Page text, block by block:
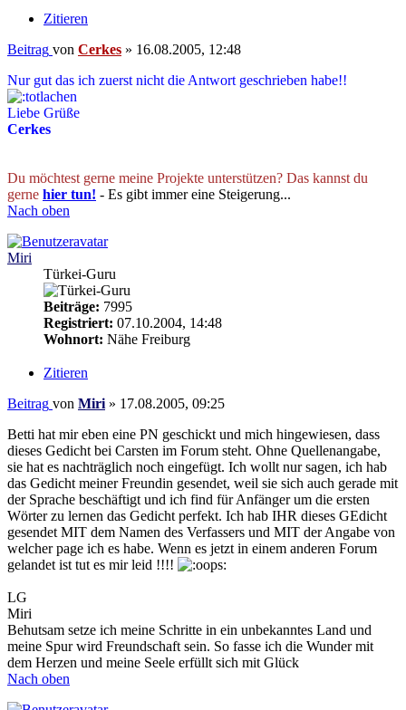
Zitieren
Beitrag von Cerkes » 16.08.2005, 12:48
Nur gut das ich zuerst nicht die Antwort geschrieben habe!!
Liebe Grüße
Cerkes
Du möchtest gerne meine Projekte unterstützen? Das kannst du
gerne hier tun! - Es gibt immer eine Steigerung...
Nach oben
Miri
Türkei-Guru
Beiträge: 7995
Registriert: 07.10.2004, 14:48
Wohnort: Nähe Freiburg
Zitieren
Beitrag von Miri » 17.08.2005, 09:25
Betti hat mir eben eine PN geschickt und mich hingewiesen, dass
dieses Gedicht bei Carsten im Forum steht. Ohne Quellenangabe,
sie hat es nachträglich noch eingefügt. Ich wollt nur sagen, ich hab
das Gedicht meiner Freundin gesendet, weil sie sich auch gerade mit
der Sprache beschäftigt und ich find für Anfänger um die ersten
Wörter zu lernen das Gedicht perfekt. Ich hab IHR dieses GEdicht
gesendet MIT dem Namen des Verfassers und MIT der Angabe von
welcher page ich es habe. Wenn es jetzt in einem anderen Forum
gelandet ist tut es mir leid !!!!
:
LG
Miri
Behutsam setze ich meine Schritte in ein unbekanntes Land und
meine Spur wird Freundschaft sein. So fasse ich die Wunder mit
dem Herzen und meine Seele erfüllt sich mit Glück
Nach oben